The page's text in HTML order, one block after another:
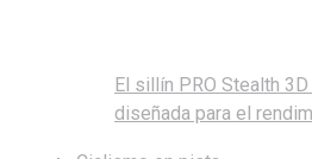
El sillín PRO Stealth
diseñada para el